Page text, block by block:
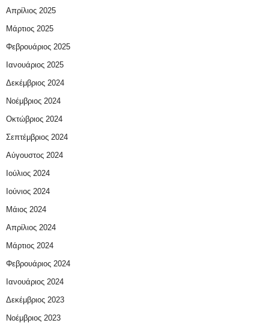
Απρίλιος 2025
Μάρτιος 2025
Φεβρουάριος 2025
Ιανουάριος 2025
Δεκέμβριος 2024
Νοέμβριος 2024
Οκτώβριος 2024
Σεπτέμβριος 2024
Αύγουστος 2024
Ιούλιος 2024
Ιούνιος 2024
Μάιος 2024
Απρίλιος 2024
Μάρτιος 2024
Φεβρουάριος 2024
Ιανουάριος 2024
Δεκέμβριος 2023
Νοέμβριος 2023